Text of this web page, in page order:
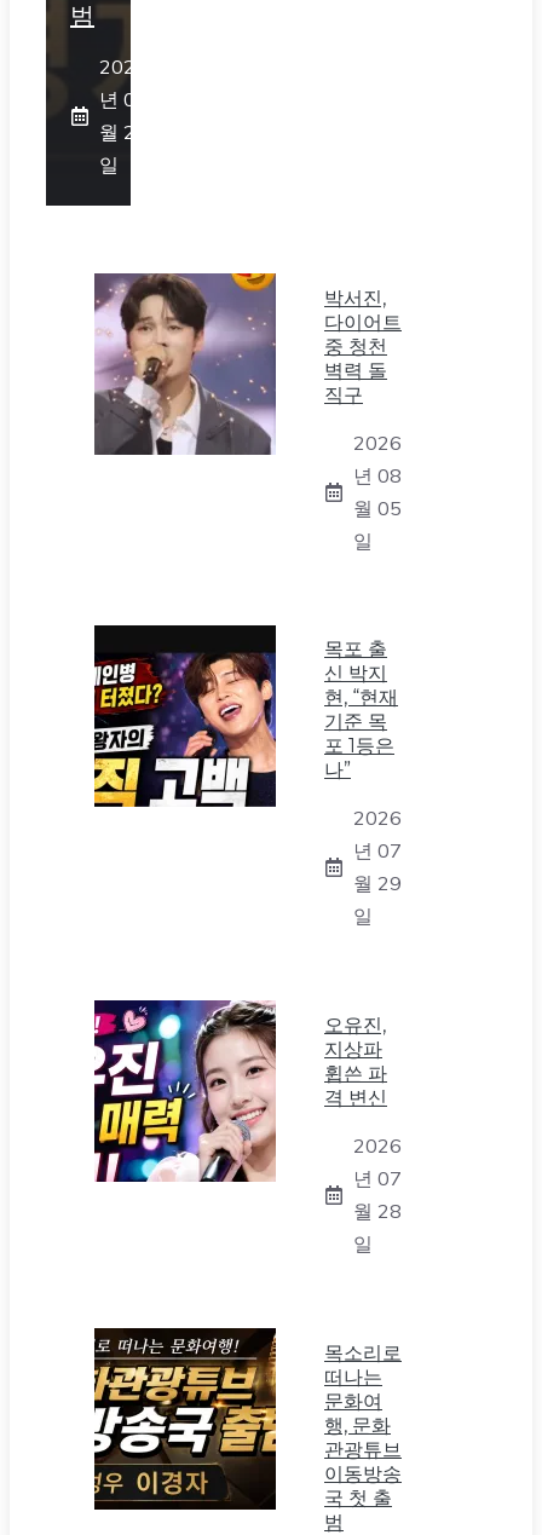
범
2026
년 07
월 25
일
박서진,
다이어트
중 청천
벽력 돌
직구
2026
년 08
월 05
일
목포 출
신 박지
현, “현재
기준 목
포 1등은
나”
2026
년 07
월 29
일
오유진,
지상파
휩쓴 파
격 변신
2026
년 07
월 28
일
목소리로
떠나는
문화여
행, 문화
관광튜브
이동방송
국 첫 출
범